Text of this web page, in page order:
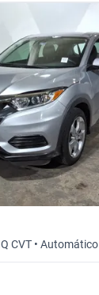
CVT • Automático